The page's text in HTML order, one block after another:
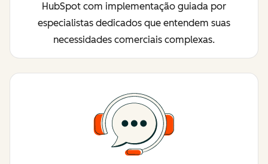
HubSpot com implementação guiada por
especialistas dedicados que entendem suas
necessidades comerciais complexas.